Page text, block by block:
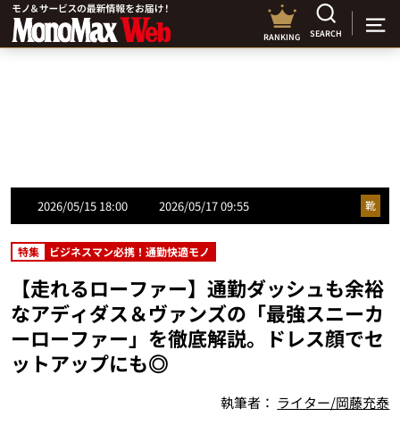
RANKING SEARCH
2026/05/15 18:00 2026/05/17 09:55 靴
特集 ビジネスマン必携！通勤快適モノ
【走れるローファー】通勤ダッシュも余裕
なアディダス＆ヴァンズの「最強スニーカ
ーローファー」を徹底解説。ドレス顔でセ
ットアップにも◎
執筆者： ライター/岡藤充泰